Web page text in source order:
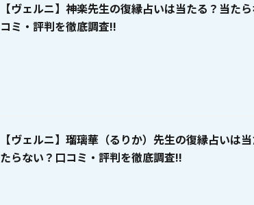
【ヴェルニ】神楽先生の復縁占いは当たる？当た
コミ・評判を徹底調査!!
【ヴェルニ】瑠璃華（るりか）先生の復縁占いは
たらない？口コミ・評判を徹底調査!!